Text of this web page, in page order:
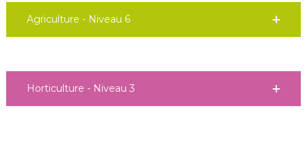
Agriculture - Niveau 6
Horticulture - Niveau 3